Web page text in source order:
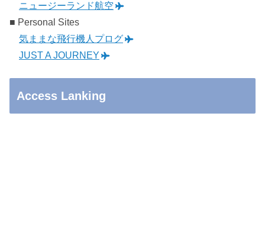
ニュージーランド航空
■ Personal Sites
気ままな飛行機人プログ
JUST A JOURNEY
Access Lanking